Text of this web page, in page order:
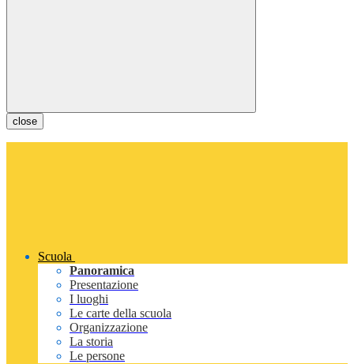
close
Scuola
Panoramica
Presentazione
I luoghi
Le carte della scuola
Organizzazione
La storia
Le persone